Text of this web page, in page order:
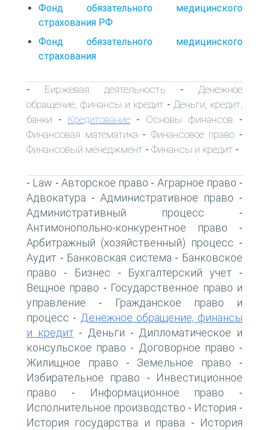
Фонд обязательного медицинского
страхования РФ
Фонд обязательного медицинского
страхования
- Биржевая деятельность - Денежное
обращение, финансы и кредит - Деньги, кредит,
банки - Кредитование - Основы финансов -
Финансовая математика - Финансовое право -
Финансовый менеджмент - Финансы и кредит -
- Law - Авторское право - Аграрное право -
Адвокатура - Административное право -
Административный процесс -
Антимонопольно-конкурентное право -
Арбитражный (хозяйственный) процесс -
Аудит - Банковская система - Банковское
право - Бизнес - Бухгалтерский учет -
Вещное право - Государственное право и
управление -
Гражданское право и
процесс - Денежное обращение, финансы
и кредит- Деньги - Дипломатическое и
консульское право - Договорное право -
Жилищное право - Земельное право -
Избирательное право -
Инвестиционное
право - Информационное право -
Исполнительное производство - История -
История государства и права -
История